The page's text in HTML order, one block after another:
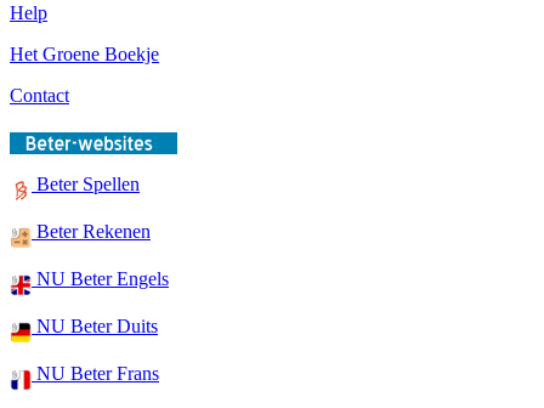
Help
Het Groene Boekje
Contact
Beter Spellen
Beter Rekenen
NU Beter Engels
NU Beter Duits
NU Beter Frans